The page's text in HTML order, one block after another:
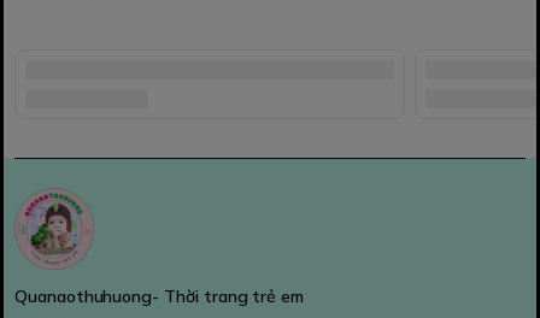
Quanaothuhuong- Thời trang trẻ em